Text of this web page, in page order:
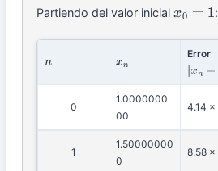
Partiendo del valor inicialx0 =1 :
n xn
Error
|xn−2|
0
1.0000000
00
4.14 ×
1
1.50000000
0
8.58 ×